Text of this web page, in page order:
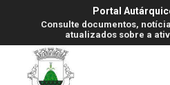
Portal
Consulte documentos,
atualizados sobre a